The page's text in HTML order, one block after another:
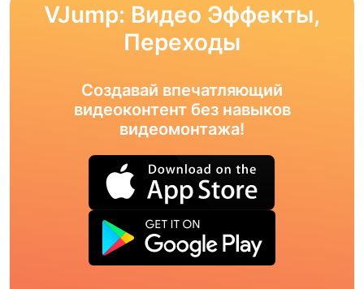
VJump: Видео Эффекты,
Переходы
Создавай впечатляющий
видеоконтент без навыков
видеомонтажа!